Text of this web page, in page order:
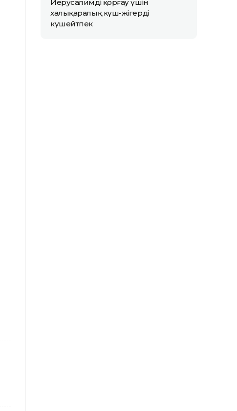
Иерусалимді қорғау үшін
халықаралық күш-жігерді
күшейтпек